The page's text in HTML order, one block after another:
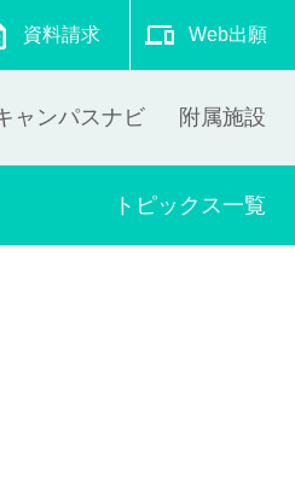
資料請求 Web出願
ャンパスナビ 附属施設
トピックス一覧